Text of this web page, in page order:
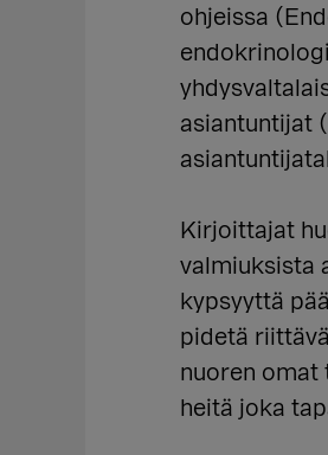
ohjeissa
asiantuntijat
Kirjoittajat
valmiuksista
kypsyyttä
pidetä
nuoren omat
heitä joka